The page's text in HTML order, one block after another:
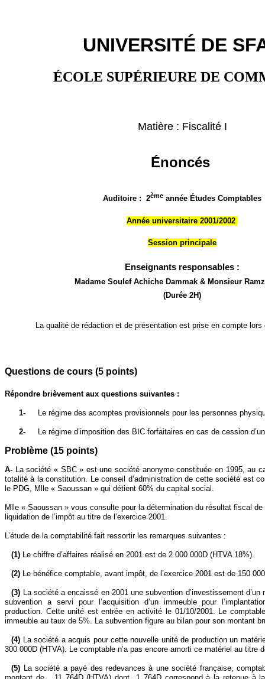
UNIVERSITÉ DE
ÉCOLE SUPÉRIEURE DE
Matière : Fiscalité I
Énoncés
Auditoire : 2ème année Études Comptables
Année universitaire 2001/2002
Session principale
Enseignants responsables :
Madame Soulef Achiche Dammak & Monsieur
(Durée 2H)
La qualité de rédaction et de présentation est prise en compte
Questions de cours (5 points)
Répondre brièvement aux questions suivantes :
1- Le régime des acomptes provisionnels pour les personnes
2- Le régime d’imposition des BIC forfaitaires en cas de cession
Problème (15 points)
A- La société « SBC » est une société anonyme constituée en 1995, au
totalité à la constitution. Le conseil d’administration de cette société est
le PDG, Mlle « Saoussan » qui détient 60% du capital social.
Mlle « Saoussan » vous consulte pour la détermination du résultat fiscal
liquidation de l’impôt au titre de l’exercice 2001.
L’étude de la comptabilité fait ressortir les remarques suivantes :
(1) Le chiffre d’affaires réalisé en 2001 est de 2 000 000D (HTVA 18%).
(2) Le bénéfice comptable, avant impôt, de l’exercice 2001 est de 150
(3)
La société a encaissé en 2001 une subvention d’investissement
subvention a servi pour l’acquisition d’un immeuble pour
production. Cette unité est entrée en activité le 01/10/2001. Le
immeuble au taux de 5%. La subvention figure au bilan pour son montant
(4)
La société a acquis pour cette nouvelle unité de production un
300 000D (HTVA). Le comptable n’a pas encore amorti ce matériel au titre
(5)
La société a payé des redevances à une société française,